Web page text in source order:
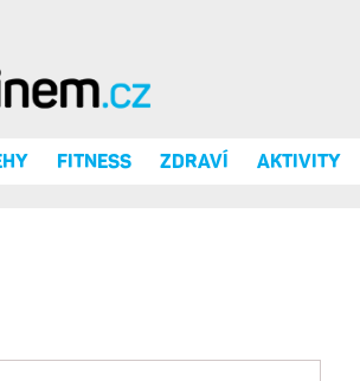
FITNESS ZDRAVÍ AKTIVITY